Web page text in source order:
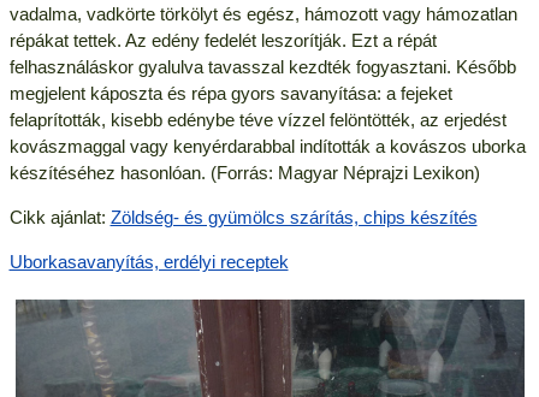
vadalma, vadkörte törkölyt és egész, hámozott vagy hámozatlan
répákat tettek. Az edény fedelét leszorítják. Ezt a répát
felhasználáskor gyalulva tavasszal kezdték fogyasztani. Később
megjelent káposzta és répa gyors savanyítása: a fejeket
felaprították, kisebb edénybe téve vízzel felöntötték, az erjedést
kovászmaggal vagy kenyérdarabbal indították a kovászos uborka
készítéséhez hasonlóan. (Forrás: Magyar Néprajzi Lexikon)
Cikk ajánlat: Zöldség- és gyümölcs szárítás, chips készítés
Uborkasavanyítás, erdélyi receptek